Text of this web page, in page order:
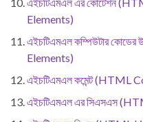
Elements)
এইচটিএমএল কম্পিউটার
Elements)
এইচটিএমএল কমেন্ট (HTML
এইচটিএমএল এর সিএসএস